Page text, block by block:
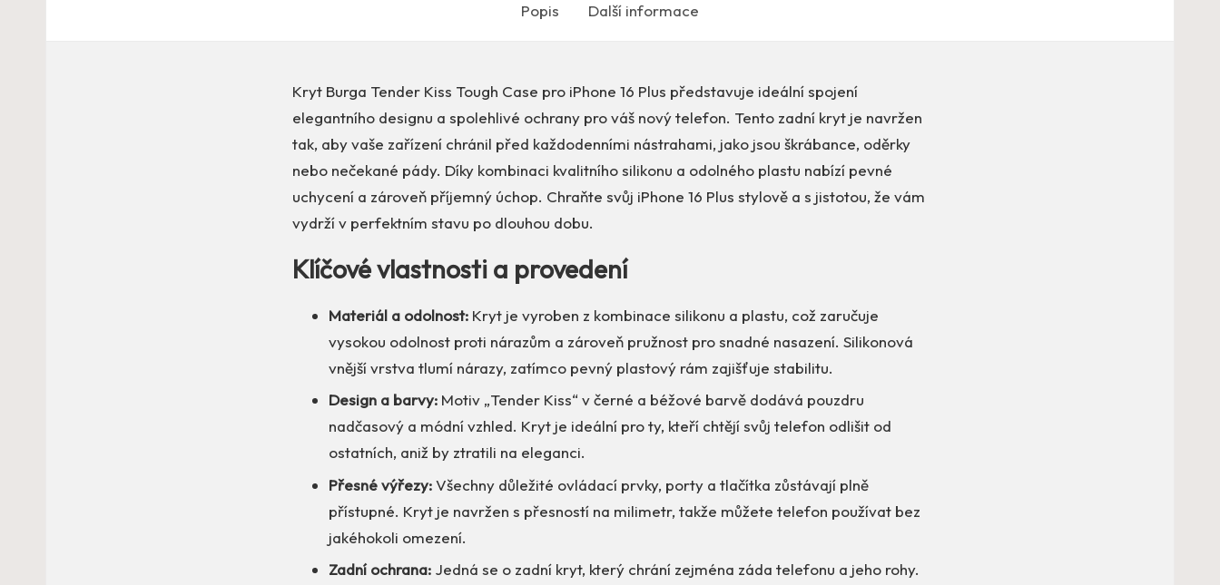
Popis Další informace
Kryt Burga Tender Kiss Tough Case pro iPhone 16 Plus představuje ideální spojení
elegantního designu a spolehlivé ochrany pro váš nový telefon. Tento zadní kryt je navržen
tak, aby vaše zařízení chránil před každodenními nástrahami, jako jsou škrábance, oděrky
nebo nečekané pády. Díky kombinaci kvalitního silikonu a odolného plastu nabízí pevné
uchycení a zároveň příjemný úchop. Chraňte svůj iPhone 16 Plus stylově a s jistotou, že vám
vydrží v perfektním stavu po dlouhou dobu.
Klíčové vlastnosti a provedení
Materiál a odolnost: Kryt je vyroben z kombinace silikonu a plastu, což zaručuje
vysokou odolnost proti nárazům a zároveň pružnost pro snadné nasazení. Silikonová
vnější vrstva tlumí nárazy, zatímco pevný plastový rám zajišťuje stabilitu.
Design a barvy: Motiv „Tender Kiss“ v černé a béžové barvě dodává pouzdru
nadčasový a módní vzhled. Kryt je ideální pro ty, kteří chtějí svůj telefon odlišit od
ostatních, aniž by ztratili na eleganci.
Přesné výřezy:Všechny důležité ovládací prvky, porty a tlačítka zůstávají plně
přístupné. Kryt je navržen s přesností na milimetr, takže můžete telefon používat bez
jakéhokoli omezení.
Zadní ochrana: Jedná se o zadní kryt, který chrání zejména záda telefonu a jeho rohy.